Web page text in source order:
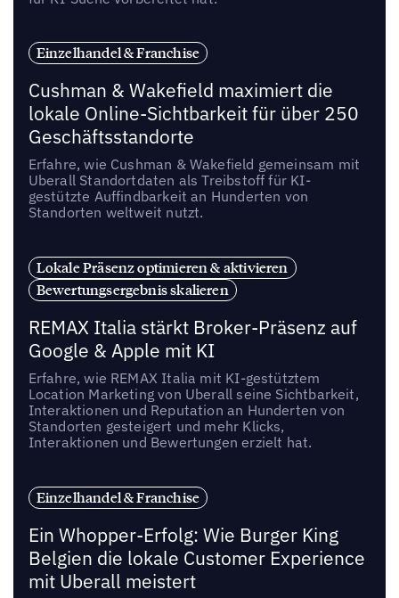
Einzelhandel & Franchise
Cushman & Wakefield maximiert die
lokale Online-Sichtbarkeit für über 250
Geschäftsstandorte
Erfahre, wie Cushman & Wakefield gemeinsam mit
Uberall Standortdaten als Treibstoff für KI-
gestützte Auffindbarkeit an Hunderten von
Standorten weltweit nutzt.
Lokale Präsenz optimieren & aktivieren
Bewertungsergebnis skalieren
REMAX Italia stärkt Broker-Präsenz auf
Google & Apple mit KI
Erfahre, wie REMAX Italia mit KI-gestütztem
Location Marketing von Uberall seine Sichtbarkeit,
Interaktionen und Reputation an Hunderten von
Standorten gesteigert und mehr Klicks,
Interaktionen und Bewertungen erzielt hat.
Einzelhandel & Franchise
Ein Whopper-Erfolg: Wie Burger King
Belgien die lokale Customer Experience
mit Uberall meistert